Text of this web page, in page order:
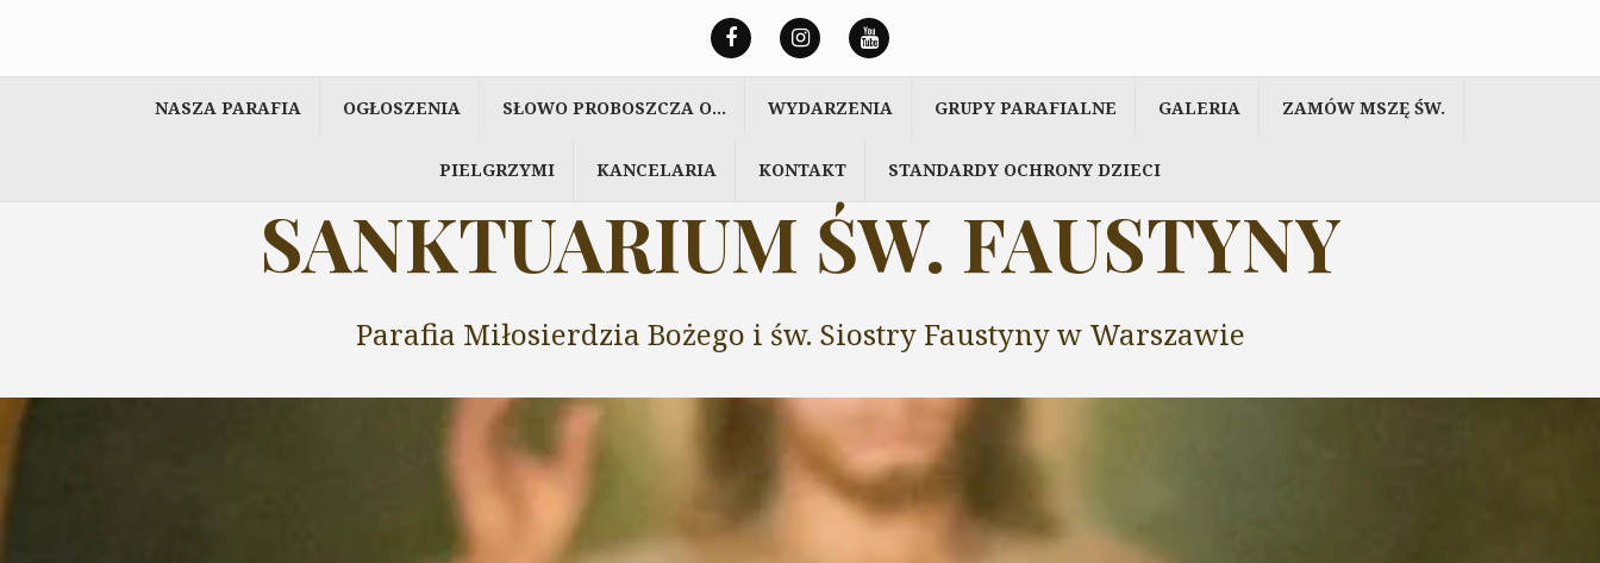
treści
NASZA PARAFIA OGŁOSZENIA SŁOWO PROBOSZCZA O… WYDARZENIA GRUPY PARAFIALNE GALERIA ZAMÓW MSZĘ ŚW.
PIELGRZYMI KANCELARIA KONTAKT STANDARDY OCHRONY DZIECI
SANKTUARIUM ŚW. FAUSTYNY
Parafia Miłosierdzia Bożego i św. Siostry Faustyny w Warszawie